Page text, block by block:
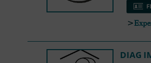
>
DIAG